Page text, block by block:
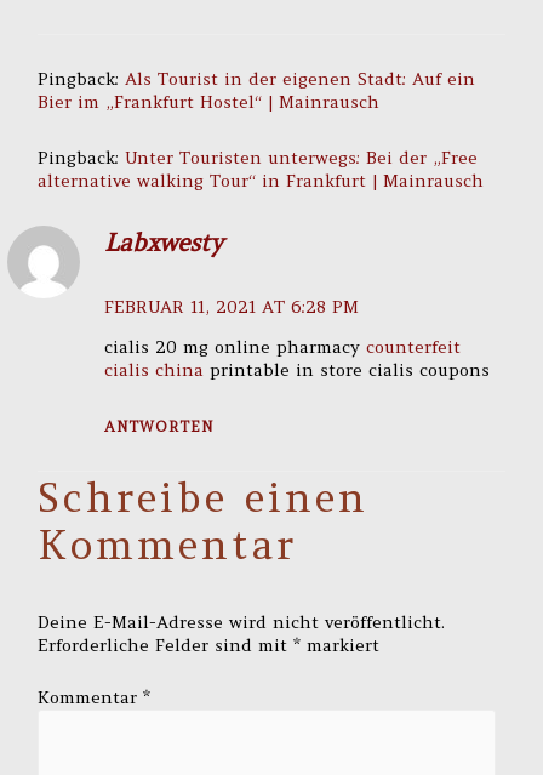
Pingback:Als Tourist in der eigenen Stadt: Auf ein
Bier im „Frankfurt Hostel“ | Mainrausch
Pingback:Unter Touristen unterwegs: Bei der „Free
alternative walking Tour“ in Frankfurt | Mainrausch
Labxwesty
FEBRUAR 11, 2021 AT 6:28 PM
cialis 20 mg online pharmacy counterfeit
cialis chinaprintable in store cialis coupons
ANTWORTEN
Schreibe einen
Kommentar
Deine E-Mail-Adresse wird nicht veröffentlicht.
Erforderliche Felder sind mit* markiert
Kommentar*